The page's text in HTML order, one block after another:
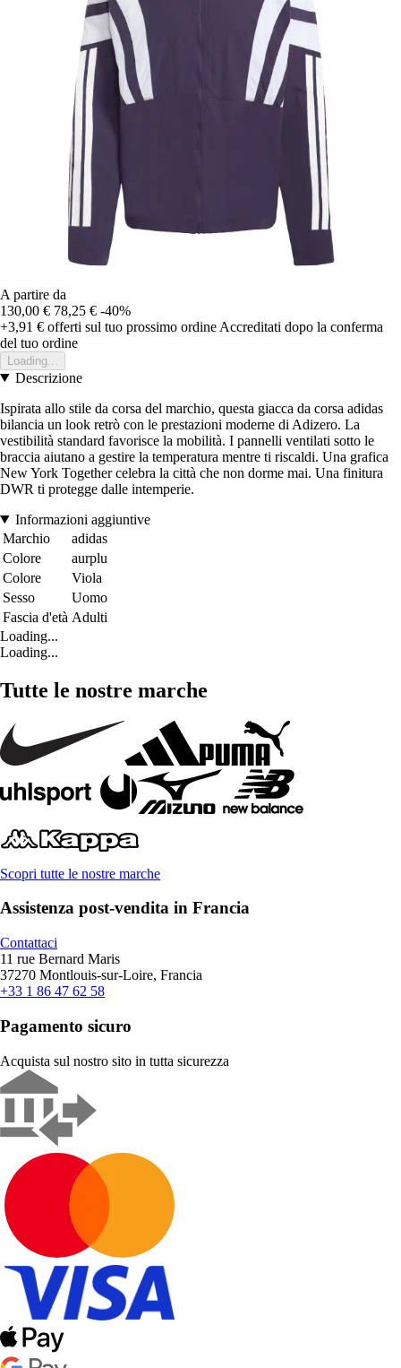
A partire da
130,00 € 78,25 € -40%
+3,91 € offerti sul tuo prossimo ordine Accreditati dopo la conferma
del tuo ordine
Loading...
Descrizione
Ispirata allo stile da corsa del marchio, questa giacca da corsa adidas
bilancia un look retrò con le prestazioni moderne di Adizero. La
vestibilità standard favorisce la mobilità. I pannelli ventilati sotto le
braccia aiutano a gestire la temperatura mentre ti riscaldi. Una grafica
New York Together celebra la città che non dorme mai. Una finitura
DWR ti protegge dalle intemperie.
Informazioni aggiuntive
Marchio
adidas
Colore
aurplu
Colore
Viola
Sesso
Uomo
Fascia d'età Adulti
Loading...
Loading...
Tutte le nostre marche
Scopri tutte le nostre marche
Assistenza post-vendita in Francia
Contattaci
11 rue Bernard Maris
37270 Montlouis-sur-Loire, Francia
+33 1 86 47 62 58
Pagamento sicuro
Acquista sul nostro sito in tutta sicurezza